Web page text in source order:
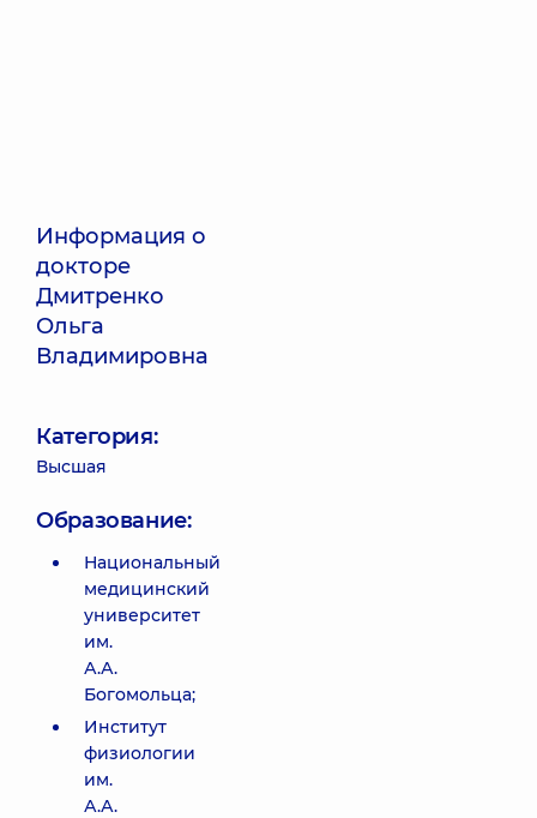
Информация о
докторе
Дмитренко
Ольга
Владимировна
Категория:
Высшая
Образование:
Национальный
медицинский
университет
им.
А.А.
Богомольца;
Институт
физиологии
им.
А.А.